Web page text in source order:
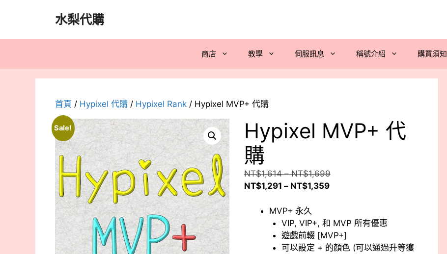
要
容
水梨代購
商店 教學 伺服訊息 稱號介紹 購買須知
首頁 / Hypixel 代購 / Hypixel Rank / Hypixel MVP+ 代購
Sale!
Hypixel MVP+ 代
購
NT$1,614 – NT$1,699價
NT$1,614
到
NT$1,699
NT$1,291 – NT$1,359價
圍：
NT$1,291
到
MVP+ 永久
VIP, VIP+, 和 MVP 所有優惠
遊戲前輟 [MVP+]
可以設定 + 的顏色 (可以通過升等獲